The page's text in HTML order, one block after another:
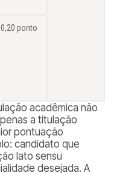
0,20 ponto
acadêmica não
a titulação
pontuação
candidato que
lato sensu
desejada. A